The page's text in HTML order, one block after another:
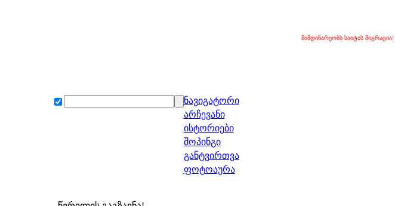
მიმდინარეობს საიტის მიგრაცია!
ნავიგატორი
არჩევანი
ისტორიები
შოპინგი
განტვირთვა
ფოტოაურა